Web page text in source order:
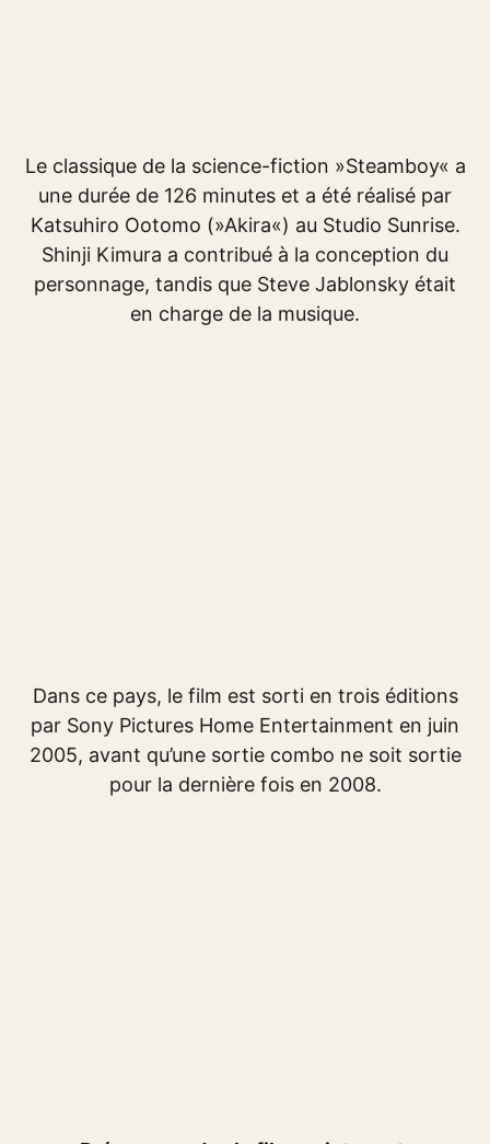
Le classique de la science-fiction »Steamboy« a
une durée de 126 minutes et a été réalisé par
Katsuhiro Ootomo (»Akira«) au Studio Sunrise.
Shinji Kimura a contribué à la conception du
personnage, tandis que Steve Jablonsky était
en charge de la musique.
Dans ce pays, le film est sorti en trois éditions
par Sony Pictures Home Entertainment en juin
2005, avant qu’une sortie combo ne soit sortie
pour la dernière fois en 2008.